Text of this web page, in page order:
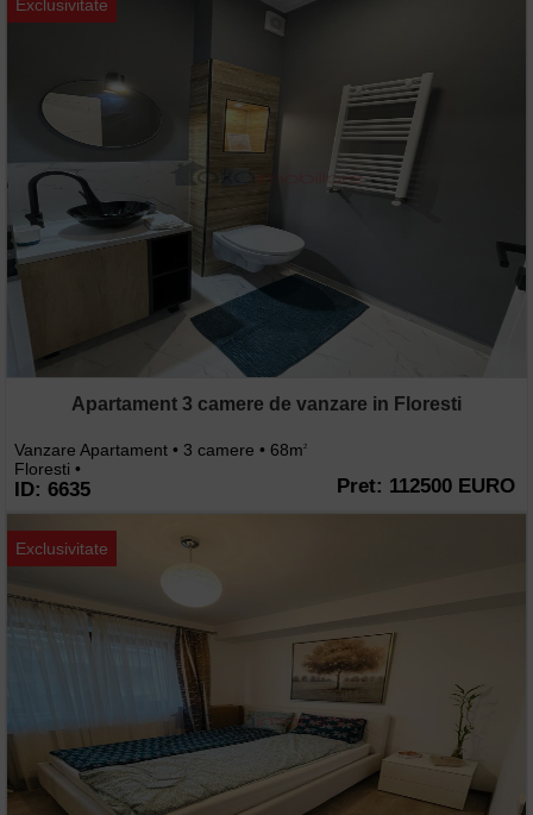
Exclusivitate
Apartament 3 camere de vanzare in Floresti
Vanzare Apartament • 3 camere • 68m2
Floresti •
ID: 6635 Pret: 112500 EURO
Exclusivitate